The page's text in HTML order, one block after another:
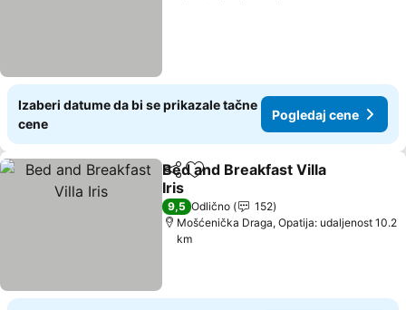
Izaberi datume da bi se prikazale tačne
cene
Pogledaj cene
Deli Dodati u favorite
Bed and Breakfast Villa
Iris
9,5 Odlično
152
Mošćenička Draga, Opatija: udaljenost 10.2
km